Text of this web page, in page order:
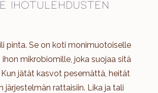
ihotulehdusten
pinta. Se on koti monimuotoiselle
mikrobiomille, joka suojaa sitä
jätät kasvot pesemättä, heität
järjestelmän rattaisiin. Lika ja tali